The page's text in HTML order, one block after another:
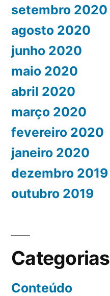
setembro 2020
agosto 2020
junho 2020
maio 2020
abril 2020
março 2020
fevereiro 2020
janeiro 2020
dezembro 2019
outubro 2019
Categorias
Conteúdo